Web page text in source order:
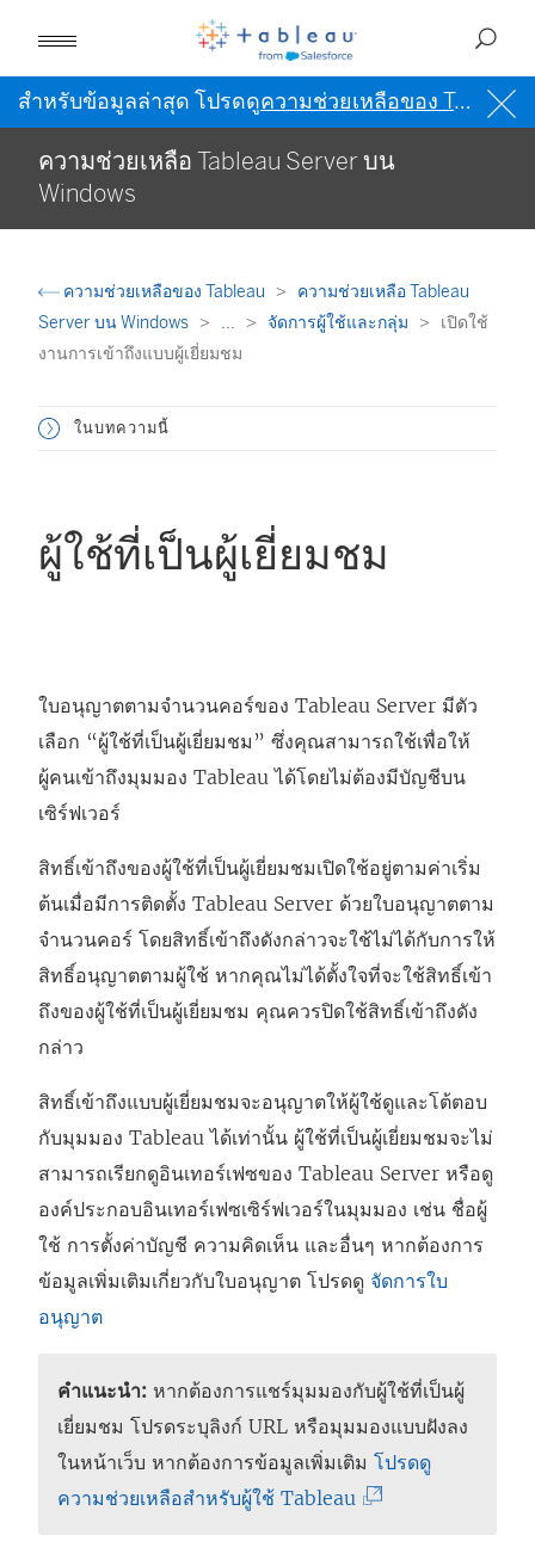
สำหรับข้อมูลล่าสุด โปรดดูความช่วยเหลือของ Tableau เป็นภาษาอังกฤษ (สหรัฐอเมริกา)
ความช่วยเหลือ Tableau Server บน
Windows
ความช่วยเหลือของ Tableau
ความช่วยเหลือ Tableau
Server บน Windows
... จัดการผู้ใช้และกลุ่ม
เปิดใช้
งานการเข้าถึงแบบผู้เยี่ยมชม
ในบทความนี้
ผู้ใช้ที่เป็นผู้เยี่ยมชม
ใบอนุญาตตามจำนวนคอร์ของ Tableau Server มีตัว
เลือก “ผู้ใช้ที่เป็นผู้เยี่ยมชม” ซึ่งคุณสามารถใช้เพื่อให้
ผู้คนเข้าถึงมุมมอง Tableau ได้โดยไม่ต้องมีบัญชีบน
เซิร์ฟเวอร์
สิทธิ์เข้าถึงของผู้ใช้ที่เป็นผู้เยี่ยมชมเปิดใช้อยู่ตามค่าเริ่ม
ต้นเมื่อมีการติดตั้ง Tableau Server ด้วยใบอนุญาตตาม
จำนวนคอร์ โดยสิทธิ์เข้าถึงดังกล่าวจะใช้ไม่ได้กับการให้
สิทธิ์อนุญาตตามผู้ใช้ หากคุณไม่ได้ตั้งใจที่จะใช้สิทธิ์เข้า
ถึงของผู้ใช้ที่เป็นผู้เยี่ยมชม คุณควรปิดใช้สิทธิ์เข้าถึงดัง
กล่าว
สิทธิ์เข้าถึงแบบผู้เยี่ยมชมจะอนุญาตให้ผู้ใช้ดูและโต้ตอบ
กับมุมมอง Tableau ได้เท่านั้น ผู้ใช้ที่เป็นผู้เยี่ยมชมจะไม่
สามารถเรียกดูอินเทอร์เฟซของ Tableau Server หรือดู
องค์ประกอบอินเทอร์เฟซเซิร์ฟเวอร์ในมุมมอง เช่น ชื่อผู้
ใช้ การตั้งค่าบัญชี ความคิดเห็น และอื่นๆ หากต้องการ
ข้อมูลเพิ่มเติมเกี่ยวกับใบอนุญาต โปรดดู จัดการใบ
อนุญาต
คำแนะนำ: หากต้องการแชร์มุมมองกับผู้ใช้ที่เป็นผู้
เยี่ยมชม โปรดระบุลิงก์ URL หรือมุมมองแบบฝังลง
ในหน้าเว็บ หากต้องการข้อมูลเพิ่มเติม โปรดดู
ความช่วยเหลือสำหรับผู้ใช้ Tableau